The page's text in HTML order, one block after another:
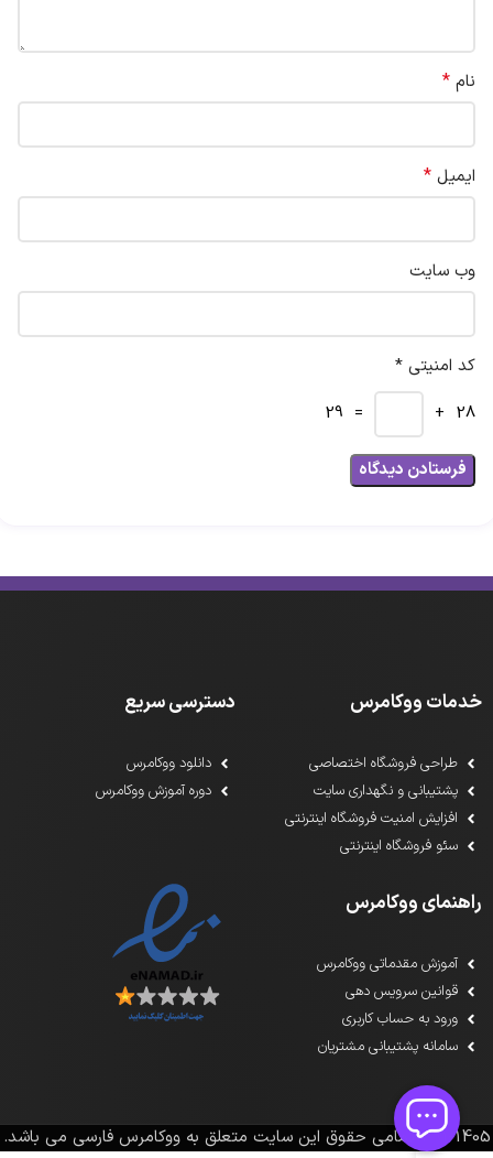
نام *
ایمیل *
وب‌ سایت
کد امنیتی *
28 +
= 29
خدمات ووکامرس
طراحی فروشگاه اختصاصی
پشتیبانی و نگهداری سایت
افزایش امنیت فروشگاه اینترنتی
سئو فروشگاه اینترنتی
دسترسی سریع
دانلود ووکامرس
دوره آموزش ووکامرس
راهنمای ووکامرس
آموزش مقدماتی ووکامرس
قوانین سرویس دهی
ورود به حساب کاربری
سامانه پشتیبانی مشتریان
1391-1405تمامی حقوق این سایت متعلق به ووکامرس فارسی می باشد.